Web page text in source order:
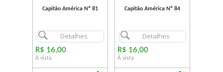
Capitão América Nº 81
Detalhes
R$ 16,00
À vista
Capitão América Nº 84
Detalhes
R$ 16,00
À vista